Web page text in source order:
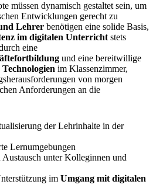
müssen dynamisch gestaltet sein, um
Entwicklungen gerecht zu
Lehrer benötigen eine solide Basis,
im digitalen Unterricht stets
eine
und eine bereitwillige
im Klassenzimmer,
von morgen
Anforderungen an die
der Lehrinhalte in der
Lernumgebungen
unter Kolleginnen und
im Umgang mit digitalen